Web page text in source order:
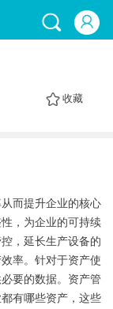
收藏
而提升企业的核心
，为企业的可持续
，延长生产设备的
率。针对于资产使
要的数据。资产管
有哪些资产，这些